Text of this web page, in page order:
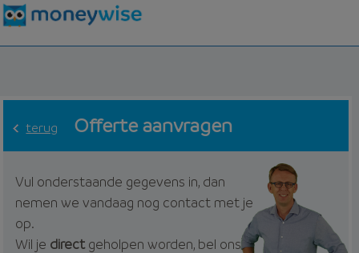
terug Offerte aanvragen
Vul onderstaande gegevens in, dan
nemen we vandaag nog contact met je
op.
Wil je directgeholpen worden, bel ons